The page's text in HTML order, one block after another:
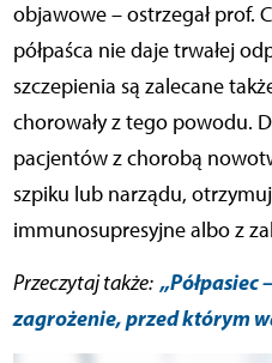
objawowe – ostrzegał prof.
półpaśca nie daje trwałej
szczepienia są zalecane
chorowały z tego powodu.
pacjentów z chorobą
szpiku lub narządu,
immunosupresyjne albo z
Przeczytaj także: „Półpasiec
zagrożenie, przed którym